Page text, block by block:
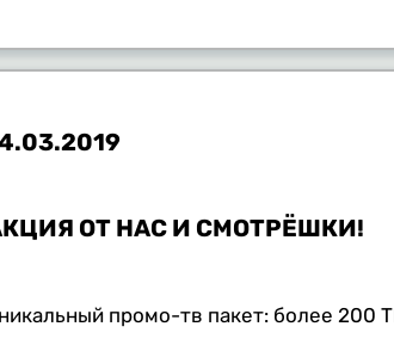
ОТ НАС И СМОТРЁШКИ!
промо-тв пакет: более 200